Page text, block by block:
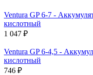
Ventura GP 6-7 -
кислотный
1 047 ₽
Ventura GP 6-4,5 -
кислотный
746 ₽